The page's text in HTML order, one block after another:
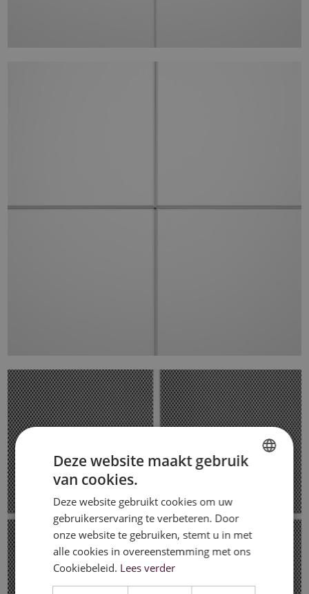
Deze website maakt gebruik
van cookies.
Deze website gebruikt cookies om uw
gebruikerservaring te verbeteren. Door
onze website te gebruiken, stemt u in met
alle cookies in overeenstemming met ons
Cookiebeleid. Lees verder